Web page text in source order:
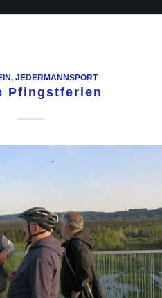
,JEDERMANNSPORT
Pfingstferien